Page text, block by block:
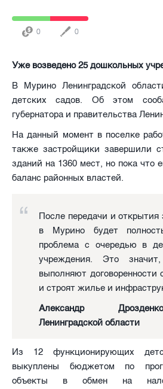
0 0
Уже возведено 25 дошкольных
В Мурино Ленинградской
детских садов. Об этом
губернатора и правительства
На данный момент в поселке
также застройщики завершили
зданий на 1360 мест, но пока что
баланс районных властей.
После передачи и открытия
в Мурино будет
проблема с очередью в
учреждения. Это
выполняют договоренности
и строят жилье и
Александр
Ленинградской области
Из 12 функционирующих
выкуплены бюджетом по
объекты в обмен на